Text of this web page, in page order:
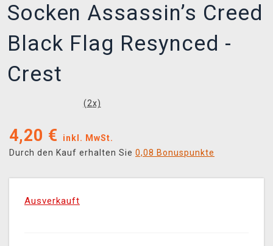
Socken Assassin’s Creed
Black Flag Resynced -
Crest
(2x)
4,20 €
inkl. MwSt.
Durch den Kauf erhalten Sie 0,08 Bonuspunkte
Ausverkauft